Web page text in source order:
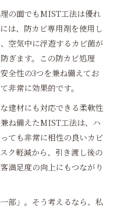
の面でもMIST工法は優れ
は、防カビ専用剤を使用し
空気中に浮遊するカビ菌が
ぎます。この防カビ処理
全性の3つを兼ね備えてお
非常に効果的です。
建材にも対応できる柔軟性
ね備えたMIST工法は、ハ
ても非常に相性の良いカビ
ク軽減から、引き渡し後の
満足度の向上にもつながり
部」。そう考えるなら、私